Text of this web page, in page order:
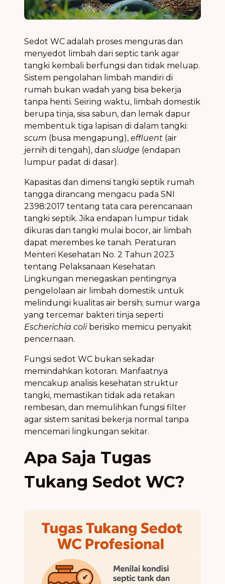
Sedot WC adalah proses menguras dan
menyedot limbah dari septic tank agar
tangki kembali berfungsi dan tidak meluap.
Sistem pengolahan limbah mandiri di
rumah bukan wadah yang bisa bekerja
tanpa henti. Seiring waktu, limbah domestik
berupa tinja, sisa sabun, dan lemak dapur
membentuk tiga lapisan di dalam tangki:
scum (busa mengapung), effluent (air
jernih di tengah), dan sludge (endapan
lumpur padat di dasar).
Kapasitas dan dimensi tangki septik rumah
tangga dirancang mengacu pada SNI
2398:2017 tentang tata cara perencanaan
tangki septik. Jika endapan lumpur tidak
dikuras dan tangki mulai bocor, air limbah
dapat merembes ke tanah. Peraturan
Menteri Kesehatan No. 2 Tahun 2023
tentang Pelaksanaan Kesehatan
Lingkungan menegaskan pentingnya
pengelolaan air limbah domestik untuk
melindungi kualitas air bersih; sumur warga
yang tercemar bakteri tinja seperti
Escherichia coliberisiko memicu penyakit
pencernaan.
Fungsi sedot WC bukan sekadar
memindahkan kotoran. Manfaatnya
mencakup analisis kesehatan struktur
tangki, memastikan tidak ada retakan
rembesan, dan memulihkan fungsi filter
agar sistem sanitasi bekerja normal tanpa
mencemari lingkungan sekitar.
Apa Saja Tugas
Tukang Sedot WC?